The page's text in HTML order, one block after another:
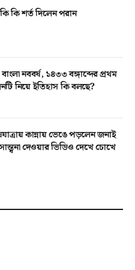
কি শর্ত দিলেন পরান
নববর্ষ, ১৪৩৩ বঙ্গাব্দের প্রথম
নিয়ে ইতিহাস কি বলছে?
কান্নায় ভেঙে পড়লেন জনাই
দেওয়ার ভিডিও দেখে চোখে